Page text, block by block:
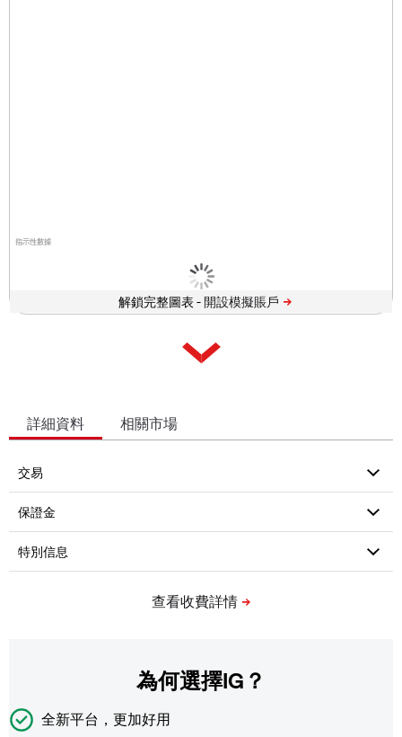
指示性數據
解鎖完整圖表 -
詳細資料 相關市場
為何選擇IG？
全新平台，更加好用